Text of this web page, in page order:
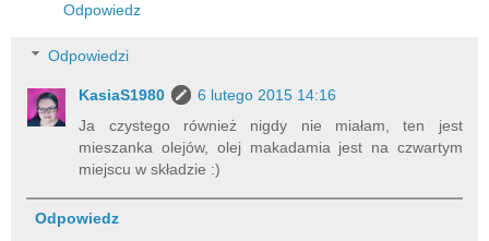
Odpowiedz
Odpowiedzi
KasiaS1980
6 lutego 2015 14:16
Ja czystego również nigdy nie miałam, ten jest
mieszanka olejów, olej makadamia jest na czwartym
miejscu w składzie :)
Odpowiedz